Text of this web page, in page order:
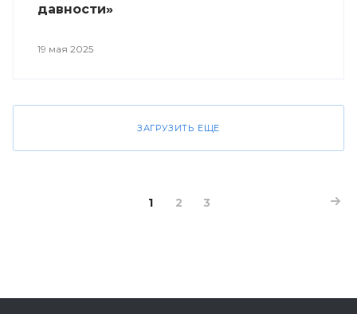
давности»
19 мая 2025
ЗАГРУЗИТЬ ЕЩЕ
1 2 3